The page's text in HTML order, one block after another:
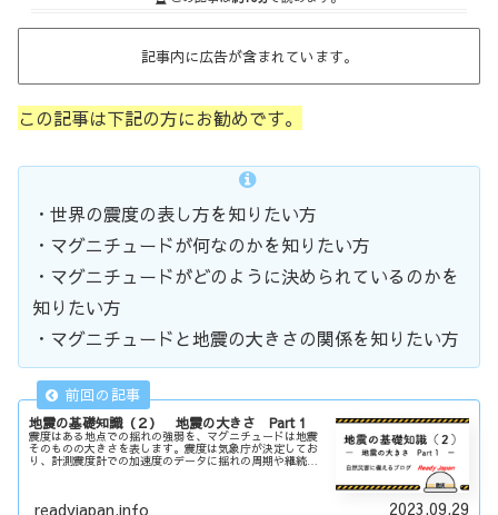
記事内に広告が含まれています。
この記事は下記の方にお勧めです。
・世界の震度の表し方を知りたい方
・マグニチュードが何なのかを知りたい方
・マグニチュードがどのように決められているのかを
知りたい方
・マグニチュードと地震の大きさの関係を知りたい方
地震の基礎知識（２） 地震の大きさ Part 1
震度はある地点での揺れの強弱を、マグニチュードは地震
そのものの大きさを表します。震度は気象庁が決定してお
り、計測震度計での加速度のデータに揺れの周期や継続時
readyjapan.info 2023.09.29